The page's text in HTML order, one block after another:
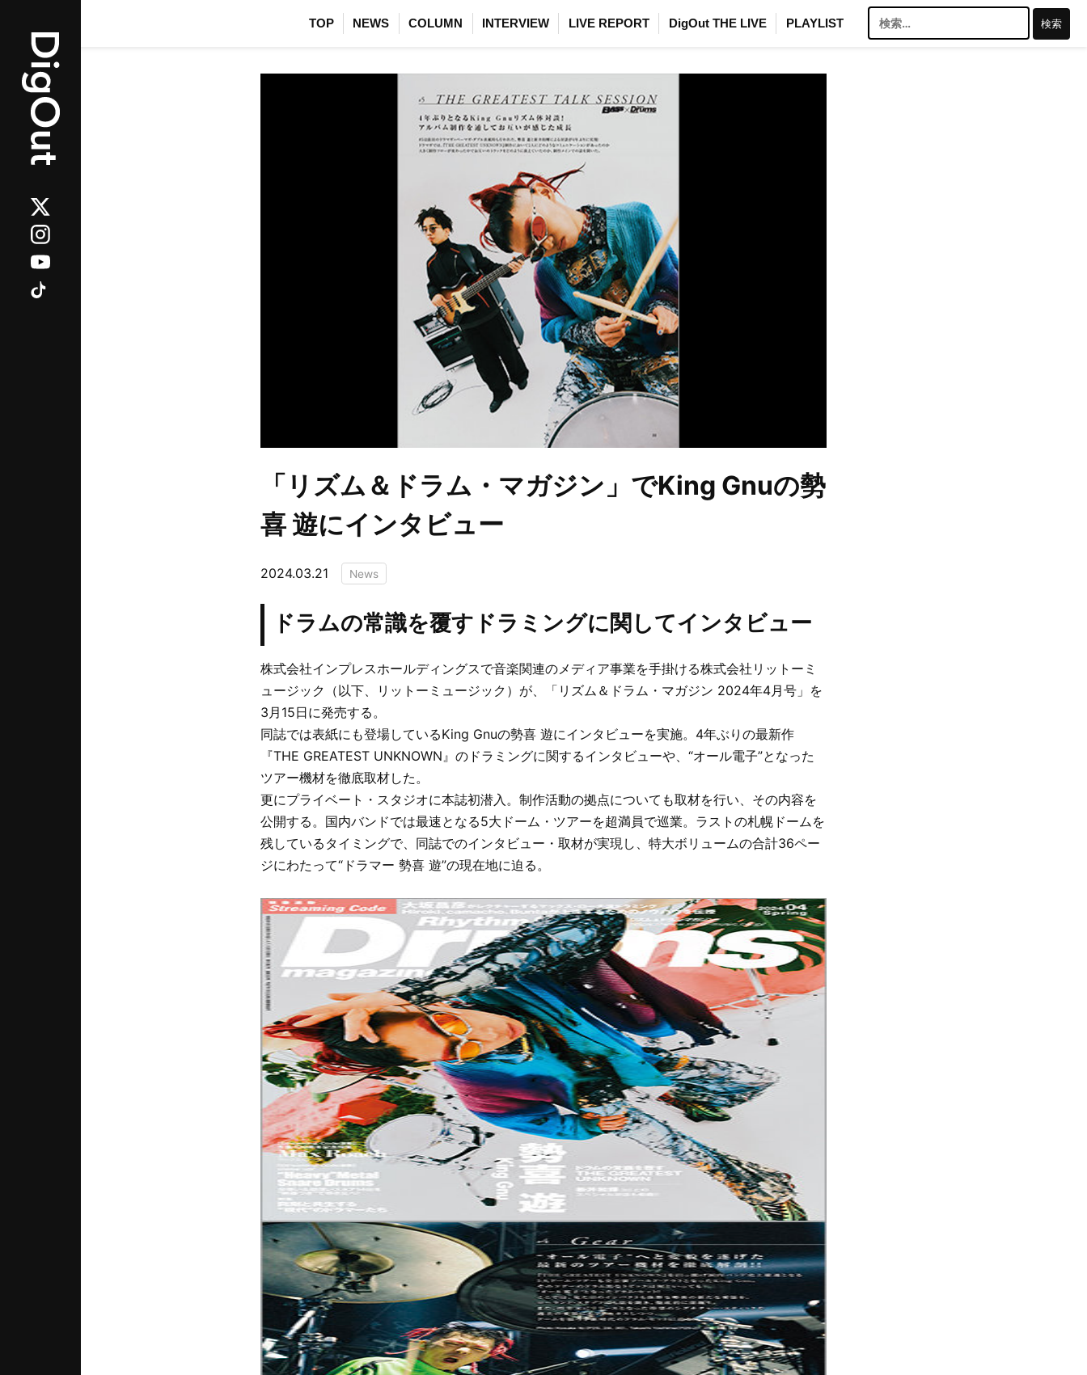
TOP NEWS COLUMN INTERVIEW LIVE REPORT DigOut THE LIVE PLAYLIST
索:
「リズム＆ドラム・マガジン」でKing Gnuの勢
喜 遊にインタビュー
2024.03.21 News
ドラムの常識を覆すドラミングに関してインタビュー
株式会社インプレスホールディングスで音楽関連のメディア事業を手掛ける株式会社リットーミ
ュージック（以下、リットーミュージック）が、「リズム＆ドラム・マガジン 2024年4月号」を
3月15日に発売する。
同誌では表紙にも登場しているKing Gnuの勢喜 遊にインタビューを実施。4年ぶりの最新作
『THE GREATEST UNKNOWN』のドラミングに関するインタビューや、“オール電子”となった
ツアー機材を徹底取材した。
更にプライベート・スタジオに本誌初潜入。制作活動の拠点についても取材を行い、その内容を
公開する。国内バンドでは最速となる5大ドーム・ツアーを超満員で巡業。ラストの札幌ドームを
残しているタイミングで、同誌でのインタビュー・取材が実現し、特大ボリュームの合計36ペー
ジにわたって“ドラマー 勢喜 遊”の現在地に迫る。